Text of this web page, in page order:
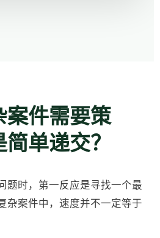
案件需要策
单递交？
题时，第一反应是寻找一个最
杂案件中，速度并不一定等于